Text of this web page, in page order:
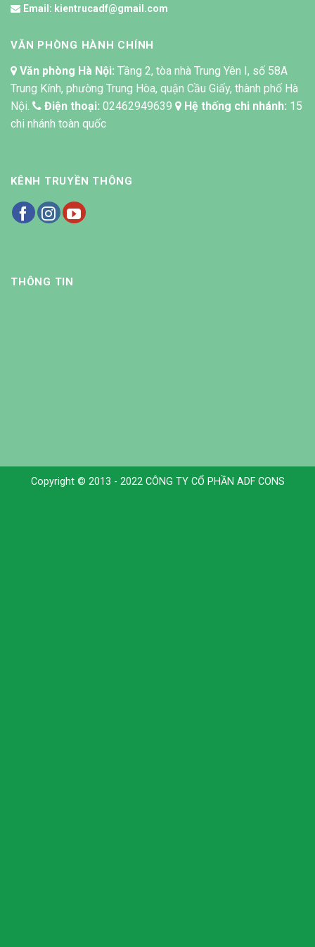
Email: kientrucadf@gmail.com
VĂN PHÒNG HÀNH CHÍNH
Văn phòng Hà Nội: Tầng 2, tòa nhà Trung Yên I, số 58A
Trung Kính, phường Trung Hòa, quận Cầu Giấy, thành phố Hà
Nội.
Điện thoại: 02462949639 Hệ thống chi nhánh: 15
chi nhánh toàn quốc
KÊNH TRUYỀN THÔNG
THÔNG TIN
Copyright © 2013 - 2022 CÔNG TY CỔ PHẦN ADF CONS